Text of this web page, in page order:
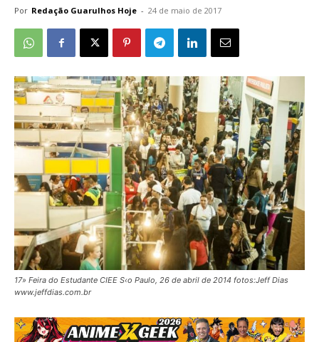
Por Redação Guarulhos Hoje - 24 de maio de 2017
17» Feira do Estudante CIEE S‹o Paulo, 26 de abril de 2014 fotos:Jeff Dias
www.jeffdias.com.br